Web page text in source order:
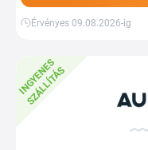
Érvényes 09.08.2026-ig
I
N
G
Y
E
N
E
S
S
Z
Á
L
L
Í
T
Á
S